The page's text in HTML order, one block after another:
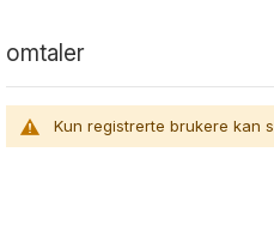
omtaler
Kun registrerte brukere kan